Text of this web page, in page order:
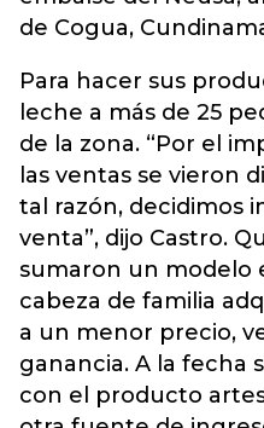
de Cogua,
Para hacer sus
leche a más de 25
de la zona. “Por el
las ventas se vieron
tal razón, decidimos
venta”, dijo Castro.
sumaron un modelo
cabeza de familia
a un menor precio,
ganancia. A la fecha
con el producto